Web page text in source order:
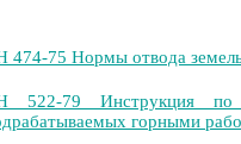
474-75 Нормы отвода
522-79 Инструкция по
горными